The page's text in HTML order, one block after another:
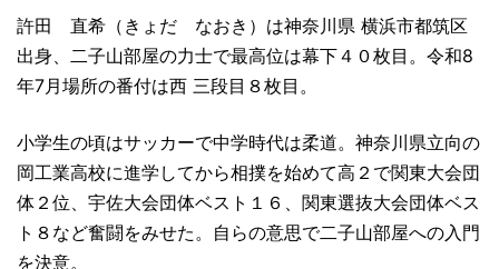
許田 直希（きょだ なおき）は神奈川県 横浜市都筑区
出身、二子山部屋の力士で最高位は幕下４０枚目。令和8
年7月場所の番付は西 三段目８枚目。
小学生の頃はサッカーで中学時代は柔道。神奈川県立向の
岡工業高校に進学してから相撲を始めて高２で関東大会団
体２位、宇佐大会団体ベスト１６、関東選抜大会団体ベス
ト８など奮闘をみせた。自らの意思で二子山部屋への入門
を決意。